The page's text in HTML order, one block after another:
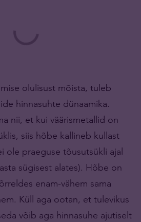
olulisust mõista, tuleb
hinnasuhte dünaamika.
nii, et kui väärismetallid on
siis hõbe kallineb kullast
ole praeguse tõusutsükli ajal
sügisest alates). Hõbe on
enam-vähem sama
Küll aga ootan, et tulevikus
võib aga hinnasuhe ajutiselt